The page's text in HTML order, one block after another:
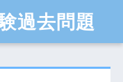
過去問題